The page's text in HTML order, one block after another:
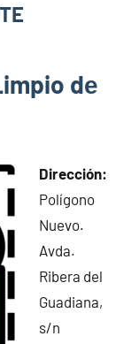
dе
Dirección:
Polígono
Nuevo.
Avda.
Ribera del
Guadiana,
s/n